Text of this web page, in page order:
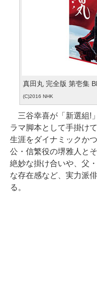
真田丸 完全版 第壱集
(C)2016 NHK
三谷幸喜が「新選組!
ラマ脚本として手掛け
生涯をダイナミックか
公・信繁役の堺雅人と
絶妙な掛け合いや、父
な存在感など、実力派
る。